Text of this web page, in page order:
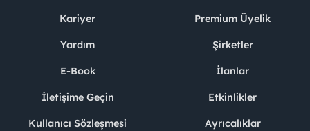
Kariyer
Yardım
E-Book
İletişime Geçin
Kullanıcı Sözleşmesi
Premium Üyelik
Şirketler
İlanlar
Etkinlikler
Ayrıcalıklar